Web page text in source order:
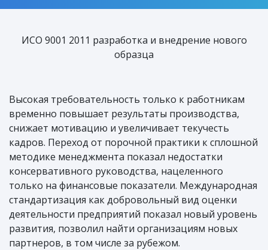
ИСО 9001 2011 разработка и внедрение нового
образца
Высокая требовательность только к работникам
временно повышает результаты производства,
снижает мотивацию и увеличивает текучесть
кадров. Переход от порочной практики к сплошной
методике менеджмента показал недостатки
консервативного руководства, нацеленного
только на финансовые показатели. Международная
стандартизация как добровольный вид оценки
деятельности предприятий показал новый уровень
развития, позволил найти организациям новых
партнеров, в том числе за рубежом.